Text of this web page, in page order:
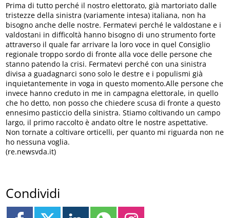
Prima di tutto perché il nostro elettorato, già martoriato dalle
tristezze della sinistra (variamente intesa) italiana, non ha
bisogno anche delle nostre. Fermatevi perché le valdostane e i
valdostani in difficoltà hanno bisogno di uno strumento forte
attraverso il quale far arrivare la loro voce in quel Consiglio
regionale troppo sordo di fronte alla voce delle persone che
stanno patendo la crisi. Fermatevi perché con una sinistra
divisa a guadagnarci sono solo le destre e i populismi già
inquietantemente in voga in questo momento.Alle persone che
invece hanno creduto in me in campagna elettorale, in quello
che ho detto, non posso che chiedere scusa di fronte a questo
ennesimo pasticcio della sinistra. Stiamo coltivando un campo
largo, il primo raccolto è andato oltre le nostre aspettative.
Non tornate a coltivare orticelli, per quanto mi riguarda non ne
ho nessuna voglia.
(re.newsvda.it)
Condividi